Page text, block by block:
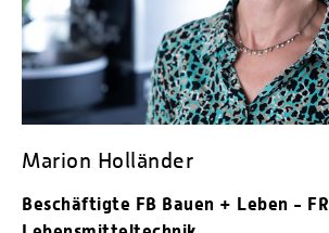
Marion Holländer
Beschäftigte FB Bauen + Leben - FR